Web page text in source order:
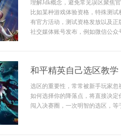
理解Jdk概念，避免常见误区聚焦
比如某种游戏体验资格，特殊测
有官方活动，测试资格发放以及
社交媒体账号发布，例如微信公
和平精英自己选区教
选区的重要性，常常被新手玩家
如何选择你的降落点，将直接决
闯入决赛圈，一次明智的选区，